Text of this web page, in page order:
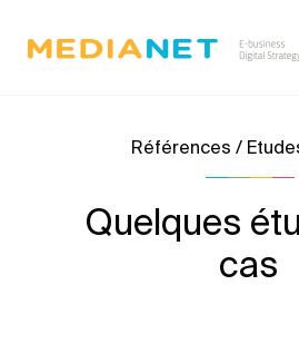
Références /
Quelques
cas